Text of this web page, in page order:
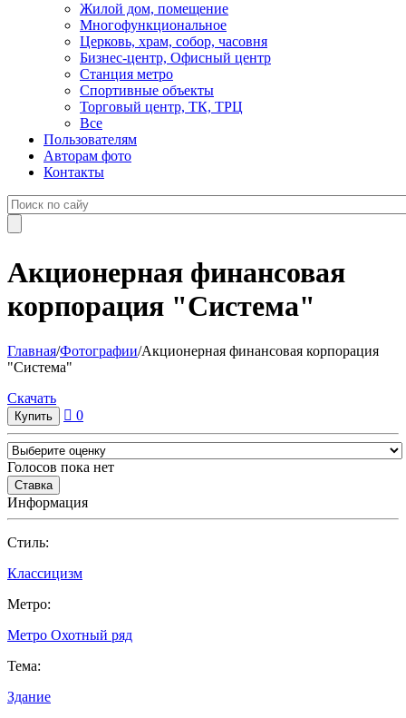
Жилой дом, помещение
Многофункциональное
Церковь, храм, собор, часовня
Бизнес-центр, Офисный центр
Станция метро
Спортивные объекты
Торговый центр, ТК, ТРЦ
Все
Пользователям
Авторам фото
Контакты
Акционерная финансовая
корпорация "Система"
Главная/Фотографии/Акционерная финансовая корпорация
"Система"
Cкачать
0
Голосов пока нет
Информация
Cтиль:
Классицизм
Метро:
Метро Охотный ряд
Тема:
Здание